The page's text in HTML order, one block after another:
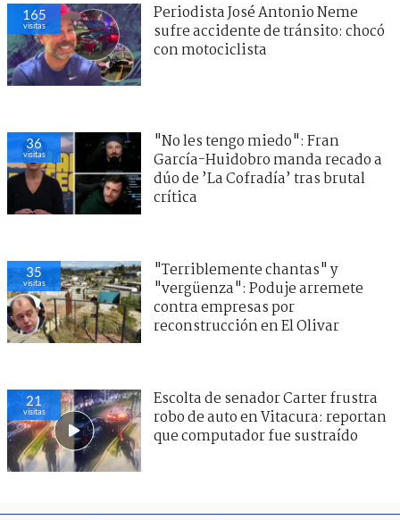
165
visitas
Periodista José Antonio Neme
sufre accidente de tránsito: chocó
con motociclista
36
visitas
"No les tengo miedo": Fran
García-Huidobro manda recado a
dúo de ’La Cofradía’ tras brutal
crítica
35
visitas
"Terriblemente chantas" y
"vergüenza": Poduje arremete
contra empresas por
reconstrucción en El Olivar
21
visitas
Escolta de senador Carter frustra
robo de auto en Vitacura: reportan
que computador fue sustraído